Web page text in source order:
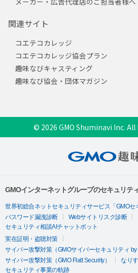
関連サイト
コエテコカレッジ
コエテコカレッジ協会プラン
趣味なびキャスティング
趣味なび協会・団体マガジン
© 2026 GMO Shuminavi Inc.